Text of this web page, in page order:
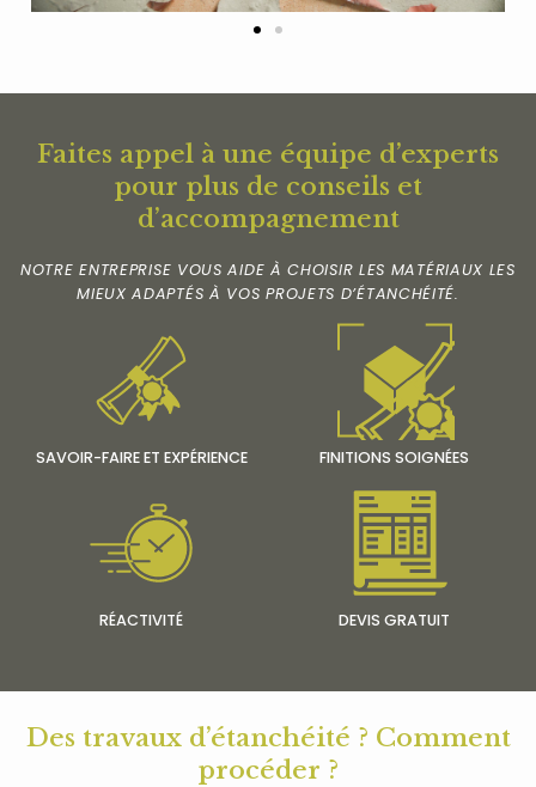
Faites appel à une équipe d’experts
pour plus de conseils et
d’accompagnement
NOTRE ENTREPRISE VOUS AIDE À CHOISIR LES MATÉRIAUX LES
MIEUX ADAPTÉS À VOS PROJETS D’ÉTANCHÉITÉ.
SAVOIR-FAIRE ET EXPÉRIENCE FINITIONS SOIGNÉES
RÉACTIVITÉ DEVIS GRATUIT
Des travaux d’étanchéité ? Comment
procéder ?